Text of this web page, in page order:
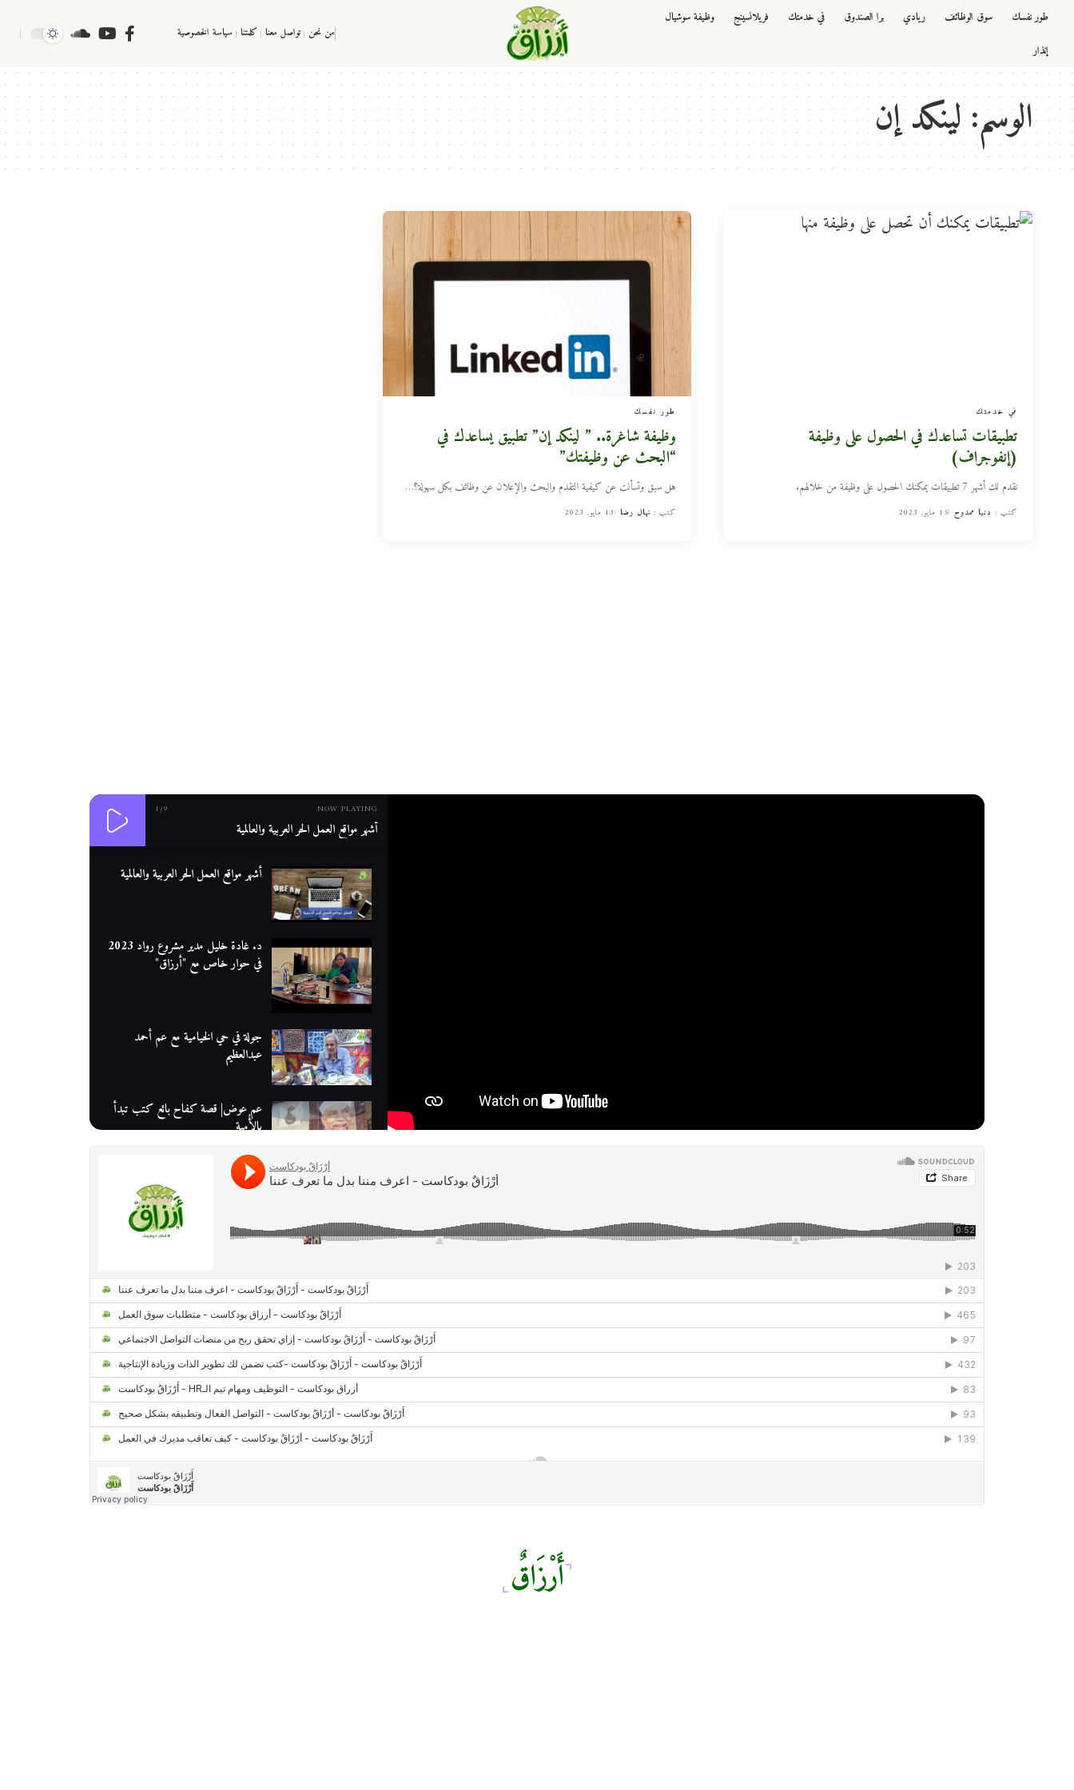
طور نفسك سوق الوظائف ريادي برا الصندوق في خدمتك فريلانسينج
وظيفة سوشيال
إنذار
من نحن تواصل معنا كلمتنا سياسة الخصوصية
الوسم:لينكد إن
في خدمتك
تطبيقات تساعدك في الحصول على وظيفة
(إنفوجراف)
نقدم لك أشهر 7 تطبيقات يمكنك الحصول على وظيفة من خلالهم.
كتب : دنيا ممدوح 15 مايو, 2023
طور نفسك
وظيفة شاغرة.. ” لينكد إن” تطبيق يساعدك في
“البحث عن وظيفتك”
هل سبق وتسألت عن كيفية التقدم والبحث والإعلان عن وظائف بكل سهولة؟…
كتب : نهال رضا 13 مايو, 2023
NOW PLAYING
1/9
أشهر مواقع العمل الحر العربية والعالمية
أشهر مواقع العمل الحر العربية والعالمية
د. غادة خليل مدير مشروع رواد 2023
في حوار خاص مع "أرزاق"
جولة في حي الخيامية مع عم أحمد
عبدالعظيم
عم عوض| قصة كفاح بائع كتب تبدأ
بالأُمية
أقدم مطحن بن في مصر| يكشف لنا
ذاتك
حصاد 2022 لمشروع "رواد 2030″
كل ما تريد معرفته عن مشروع "رواد
2030″
مركز جروان للثقافة والفنون | نموذج المركز
أَرْزَاقٌ